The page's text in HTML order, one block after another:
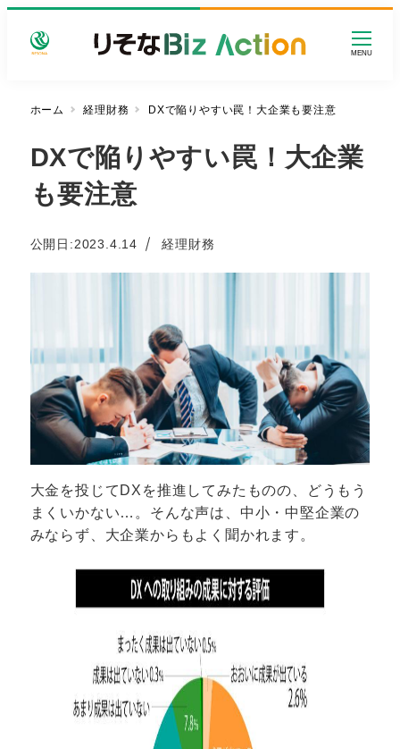
MENU
ホーム 経理財務 DXで陥りやすい罠！大企業も要注意
DXで陥りやすい罠！大企業
も要注意
公開日:
投稿日
2023.4.14 カテゴリー
経理財務
大金を投じてDXを推進してみたものの、どうもう
まくいかない…。そんな声は、中小・中堅企業の
みならず、大企業からもよく聞かれます。